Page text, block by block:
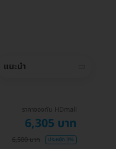
แนะนำ
ราคาจองกับ HDmall
6,305 บาท
6,500 บาท ประหยัด 3%